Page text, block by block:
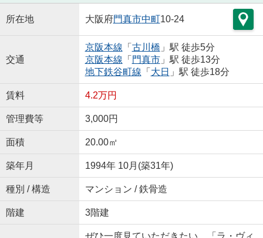
所在地 大阪府門真市中町10-24
交通
京阪本線 「 古川橋 」駅 徒歩5分
京阪本線 「 門真市」駅 徒歩13分
地下鉄谷町線 「 大日 」駅 徒歩18分
賃料 4.2万円
管理費等 3,000円
面積 20.00㎡
築年月 1994年 10月(築31年)
種別 / 構造 マンション / 鉄骨造
階建 3階建
ぜひ一度見ていただきたい、「ラ・ヴィ